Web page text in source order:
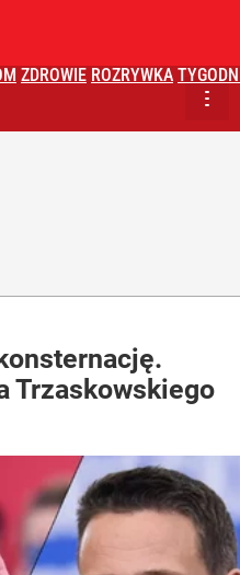
ZDROWIE ROZRYWKA
Trzaskowskiego